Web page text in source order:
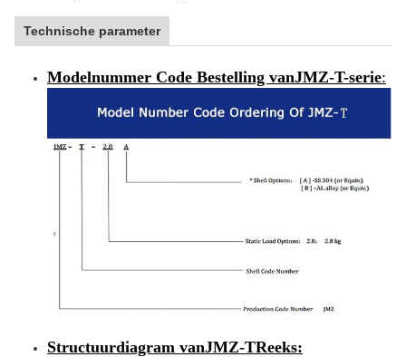
Technische parameter
Modelnummer Code Bestelling vanJMZ-T-serie:
Structuurdiagram vanJMZ-TReeks: